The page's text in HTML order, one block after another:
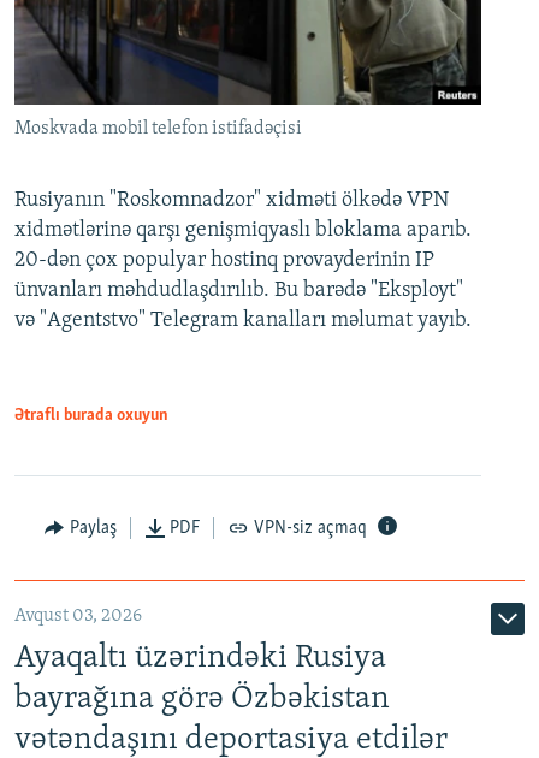
Moskvada mobil telefon istifadəçisi
Rusiyanın "Roskomnadzor" xidməti ölkədə VPN
xidmətlərinə qarşı genişmiqyaslı bloklama aparıb.
20-dən çox populyar hostinq provayderinin IP
ünvanları məhdudlaşdırılıb. Bu barədə "Eksployt"
və "Agentstvo" Telegram kanalları məlumat yayıb.
Ətraflı burada oxuyun
Paylaş PDF VPN-siz açmaq
Avqust 03, 2026
Ayaqaltı üzərindəki Rusiya
bayrağına görə Özbəkistan
vətəndaşını deportasiya etdilər